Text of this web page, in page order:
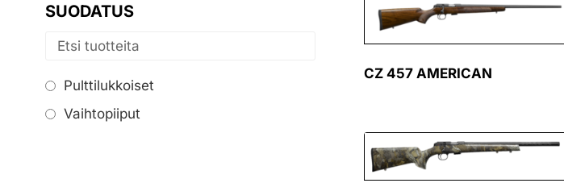
CZ 457 AMERICAN
SUODATUS
Pulttilukkoiset
Vaihtopiiput